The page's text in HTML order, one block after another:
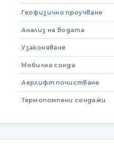
Геофизично проучване
Анализ на водата
Узаконяване
Мобилна сонда
Аерлифт почистване
Термопомпени сондажи